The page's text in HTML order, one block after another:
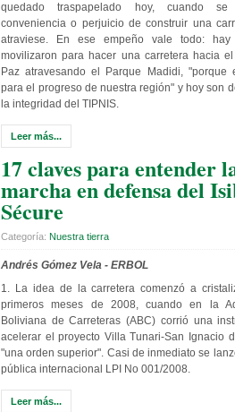
quedado traspapelado hoy, cuando
conveniencia o perjuicio de construir una
atraviese. En ese empeño vale todo:
movilizaron para hacer una carretera hacia
Paz atravesando el Parque Madidi, "porque
para el progreso de nuestra región" y hoy son
la integridad del TIPNIS.
Leer más...
17 claves para entender
marcha en defensa del
Sécure
Categoría: Nuestra tierra
Andrés Gómez Vela - ERBOL
1. La idea de la carretera comenzó a
primeros meses de 2008, cuando en la
Boliviana de Carreteras (ABC) corrió una
acelerar el proyecto Villa Tunari-San Ignacio
"una orden superior". Casi de inmediato se
pública internacional LPI No 001/2008.
Leer más...